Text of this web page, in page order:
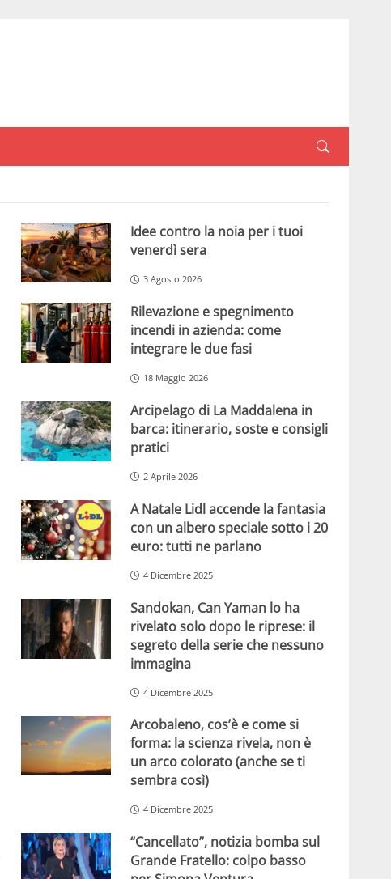
Idee contro la noia per i tuoi
venerdì sera
3 Agosto 2026
Rilevazione e spegnimento
incendi in azienda: come
integrare le due fasi
18 Maggio 2026
Arcipelago di La Maddalena in
barca: itinerario, soste e consigli
pratici
2 Aprile 2026
A Natale Lidl accende la fantasia
con un albero speciale sotto i 20
euro: tutti ne parlano
4 Dicembre 2025
Sandokan, Can Yaman lo ha
rivelato solo dopo le riprese: il
segreto della serie che nessuno
immagina
4 Dicembre 2025
Arcobaleno, cos’è e come si
forma: la scienza rivela, non è
un arco colorato (anche se ti
sembra così)
4 Dicembre 2025
“Cancellato”, notizia bomba sul
Grande Fratello: colpo basso